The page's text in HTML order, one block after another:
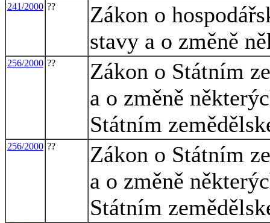
241/2000 ??
Zákon o
stavy a o změně
256/2000 ??
Zákon o Státním
a o změně
Státním
256/2000 ??
Zákon o Státním
a o změně
Státním